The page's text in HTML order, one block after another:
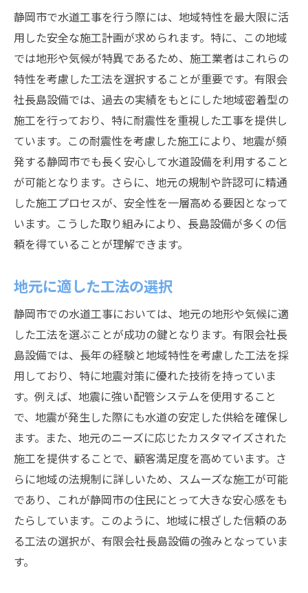
静岡市で水道工事を行う際には、地域特性を最大限に活
用した安全な施工計画が求められます。特に、この地域
では地形や気候が特異であるため、施工業者はこれらの
特性を考慮した工法を選択することが重要です。有限会
社長島設備では、過去の実績をもとにした地域密着型の
施工を行っており、特に耐震性を重視した工事を提供し
ています。この耐震性を考慮した施工により、地震が頻
発する静岡市でも長く安心して水道設備を利用すること
が可能となります。さらに、地元の規制や許認可に精通
した施工プロセスが、安全性を一層高める要因となって
います。こうした取り組みにより、長島設備が多くの信
頼を得ていることが理解できます。
地元に適した工法の選択
静岡市での水道工事においては、地元の地形や気候に適
した工法を選ぶことが成功の鍵となります。有限会社長
島設備では、長年の経験と地域特性を考慮した工法を採
用しており、特に地震対策に優れた技術を持っていま
す。例えば、地震に強い配管システムを使用すること
で、地震が発生した際にも水道の安定した供給を確保し
ます。また、地元のニーズに応じたカスタマイズされた
施工を提供することで、顧客満足度を高めています。さ
らに地域の法規制に詳しいため、スムーズな施工が可能
であり、これが静岡市の住民にとって大きな安心感をも
たらしています。このように、地域に根ざした信頼のあ
る工法の選択が、有限会社長島設備の強みとなっていま
す。